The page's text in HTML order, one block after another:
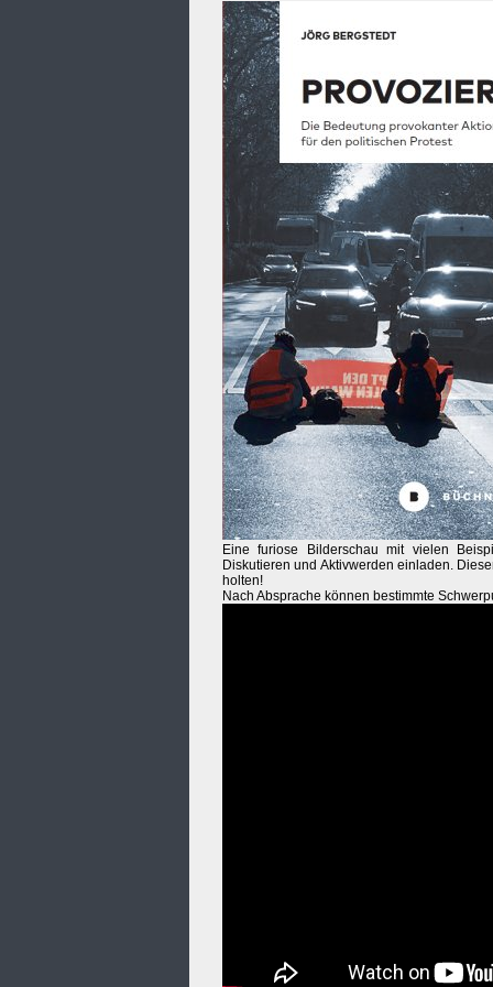
Eine furiose Bilderschau mit vielen
Diskutieren und Aktivwerden einladen.
holten!
Nach Absprache können bestimmte